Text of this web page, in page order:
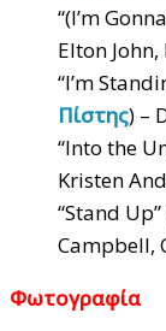
“(I’m
Elton
“I’m
Πίστης) –
“Into the
Kristen
“Stand Up”
Campbell,
Φωτογραφία